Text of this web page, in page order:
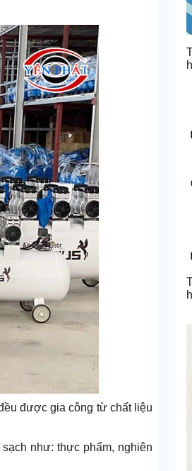
được gia công từ chất liệu
như: thực phẩm, nghiên